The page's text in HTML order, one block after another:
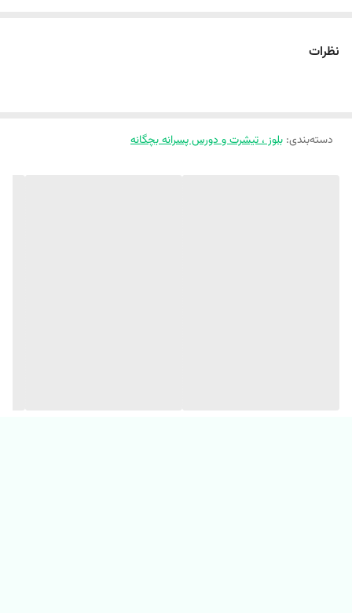
سایز ۴۵ : قد بلوز : ۴۵ پهنا : ۳۴ قد آستین : ۳۸
نظرات
دسته‌بندی: بلوز ، تیشرت و دورس پسرانه بچگانه